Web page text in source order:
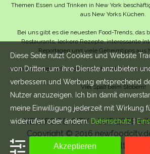
Themen Essen und Trinken in New York
aus New Yorks Küchen.
Bei uns gibt es die neuesten Food-Trends, das
Restaurants, leckere Rezepte, interessante
Reportagen und viele Geheimtipps aus
Und wahrscheinlich noch viel mehr – da lassen
Viel Spaß beim Stöbern!
NEW FOOD CITY - GUT ESSEN
Copyright © 2016
vorbehalten.
Diese Seite nutzt Cookies und Website
von Dritten, um ihre Dienste anzubieten
verbessern und Werbung entsprechend
Nutzer anzuzeigen. Ich bin damit
meine Einwilligung jederzeit mit Wirkung
widerrufen oder ändern. Datenschutz|
Akzeptieren